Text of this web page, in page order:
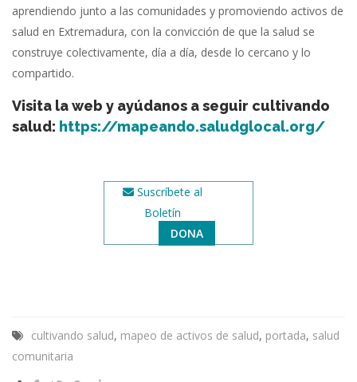
aprendiendo junto a las comunidades y promoviendo activos de
salud en Extremadura, con la convicción de que la salud se
construye colectivamente, día a día, desde lo cercano y lo
compartido.
Visita la web y ayúdanos a seguir cultivando
salud: https://mapeando.saludglocal.org/
Suscríbete al
Boletín
DONA
cultivando salud, mapeo de activos de salud, portada, salud
comunitaria